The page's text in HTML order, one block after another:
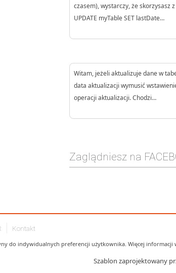
czasem), wystarczy, że skorzysasz z
UPDATE myTable SET lastDate…
Witam, jeżeli aktualizuje dane w
data aktualizacji wymusić
operacji aktualizacji. Chodzi…
Zaglądniesz na
Kontakt
do indywidualnych preferencji użytkownika. Więcej informacji
Szablon zaprojektowany